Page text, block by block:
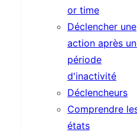
or time
Déclencher une
action après
période
d'inactivité
Déclencheurs
Comprendre
états